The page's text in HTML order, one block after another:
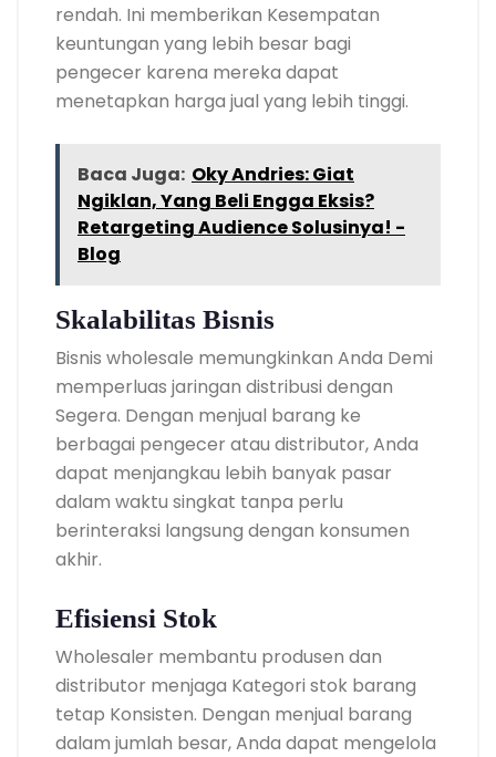
rendah. Ini memberikan Kesempatan
keuntungan yang lebih besar bagi
pengecer karena mereka dapat
menetapkan harga jual yang lebih tinggi.
Baca Juga: Oky Andries: Giat
Ngiklan, Yang Beli Engga Eksis?
Retargeting Audience Solusinya! -
Blog
Skalabilitas Bisnis
Bisnis wholesale memungkinkan Anda Demi
memperluas jaringan distribusi dengan
Segera. Dengan menjual barang ke
berbagai pengecer atau distributor, Anda
dapat menjangkau lebih banyak pasar
dalam waktu singkat tanpa perlu
berinteraksi langsung dengan konsumen
akhir.
Efisiensi Stok
Wholesaler membantu produsen dan
distributor menjaga Kategori stok barang
tetap Konsisten. Dengan menjual barang
dalam jumlah besar, Anda dapat mengelola